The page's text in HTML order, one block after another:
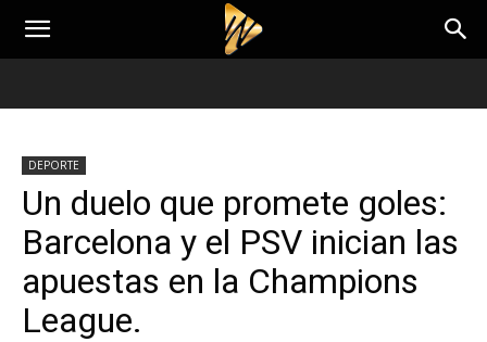
DEPORTE
Un duelo que promete goles:
Barcelona y el PSV inician las
apuestas en la Champions
League.